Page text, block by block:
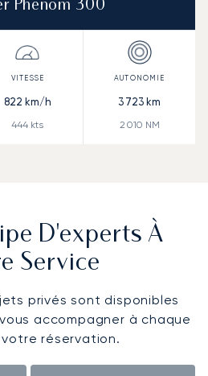
Phenom 300
822 km/h
444 kts
3 723 km
2 010 NM
D'experts À
Service
privés sont disponibles
accompagner à chaque
réservation.